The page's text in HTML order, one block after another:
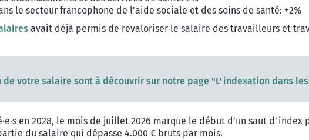
le secteur francophone de l'aide sociale et des soins de santé: +2%
avait déjà permis de revaloriser le salaire des travailleurs et
votre salaire sont à découvrir sur notre page "L'indexation dans les
en 2028, le mois de juillet 2026 marque le début d’un saut d’index
du salaire qui dépasse 4.000 € bruts par mois.